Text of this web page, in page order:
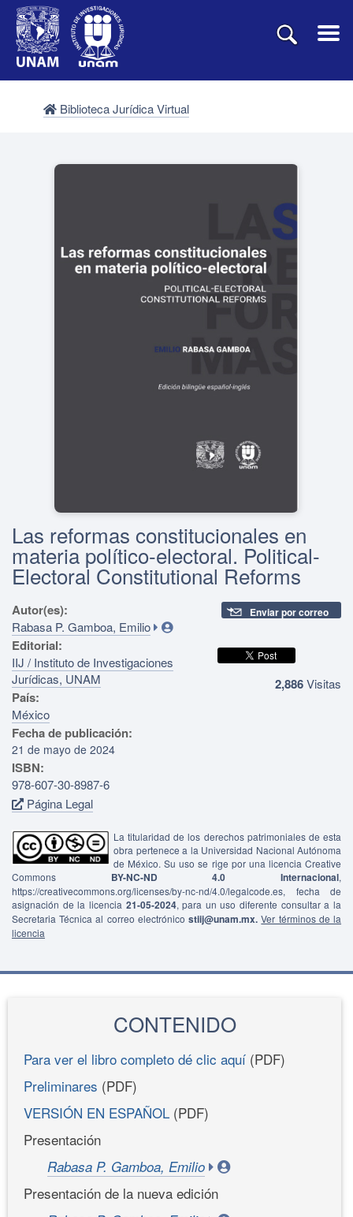
Biblioteca Jurídica Virtual
Las reformas constitucionales en
materia político-electoral. Political-
Electoral Constitutional Reforms
Autor(es):
Rabasa P. Gamboa, Emilio
Editorial:
IIJ / Instituto de Investigaciones
Jurídicas, UNAM
País:
México
Fecha de publicación:
21 de mayo de 2024
ISBN:
978-607-30-8987-6
Página Legal
Enviar por correo
2,886Visitas
La titularidad de los derechos patrimoniales de esta
obra pertenece a la Universidad Nacional Autónoma
de México. Su uso se rige por una licencia Creative
Commons BY-NC-ND 4.0 Internacional,
https://creativecommons.org/licenses/by-nc-nd/4.0/legalcode.es, fecha de
asignación de la licencia 21-05-2024, para un uso diferente consultar a la
Secretaria Técnica al correo electrónicostiij@unam.mx. Ver términos de la
licencia
CONTENIDO
Para ver el libro completo dé clic aquí (PDF)
Preliminares (PDF)
VERSIÓN EN ESPAÑOL (PDF)
Presentación
Rabasa P. Gamboa, Emilio
Presentación de la nueva edición